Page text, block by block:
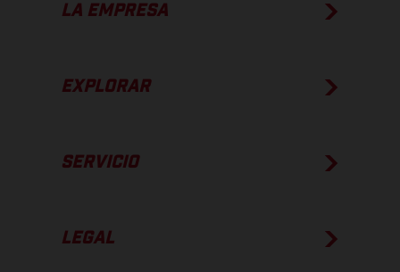
LA EMPRESA
EXPLORAR
SERVICIO
LEGAL